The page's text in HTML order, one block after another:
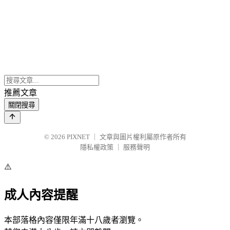
推薦文章
關閉搜尋
© 2026 PIXNET
文章與圖片權利屬原作者所有
隱私權政策
服務聲明
⚠️
成人內容提醒
本部落格內容僅限年滿十八歲者瀏覽。